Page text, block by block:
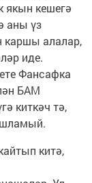
якын кешегә
аны үз
каршы алалар,
иде.
Фансафка
БАМ
киткәч тә,
китә,